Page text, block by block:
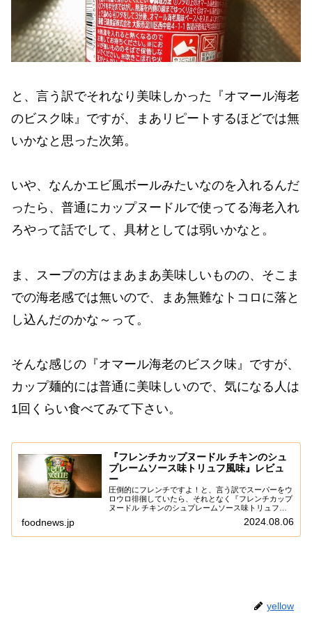
と、言う訳でそれなり美味しかった『オマール海老
のビスク味』ですが、まあリピートするほどでは無
いかなと思った次第。
いや、なんかエビ風ボールみたいなのを入れるんだ
ったら、普通にカップヌードルで使ってる海老入れ
ろやって話でして、具材としては弱いかなと。
ま、スープの方はまあまあ美味しいものの、そこま
での海老感では無いので、まあ無難なトコロに落と
し込んだのかな～って。
そんな感じの『オマール海老のビスク味』ですが、
カップ麺的には普通に美味しいので、気になる人は
1回くらい食べてみて下さい。
『フレンチカップヌードル チキンのシュ
プレームソース味トリュフ風味』レビュ
ー
圧倒的にフレンチですよ！と、言う訳でスーパーをウ
ロウロ徘徊していたら、それとなく『フレンチカップ
ヌードル チキンのシュプレームソース味トリュフ風
味』なるアイテムを発見したので、そこは食べておこ
うかなと。ん～……なんでいきなり、おフランス味
が...
foodnews.jp 2024.08.06
yellow